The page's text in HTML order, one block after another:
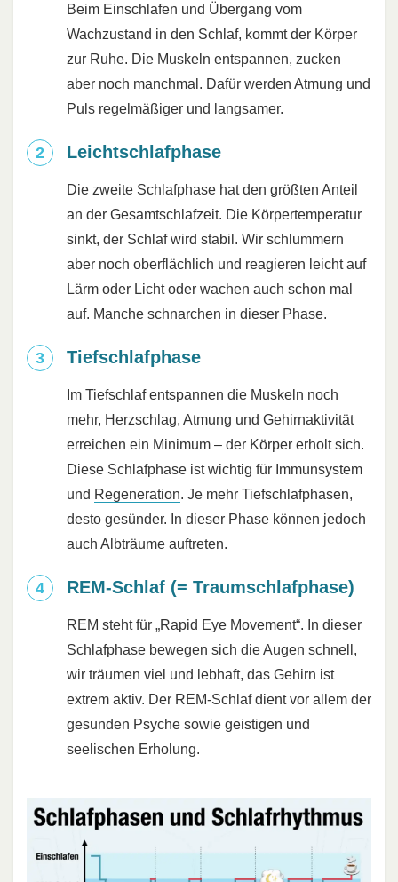
Beim Einschlafen und Übergang vom
Wachzustand in den Schlaf, kommt der Körper
zur Ruhe. Die Muskeln entspannen, zucken
aber noch manchmal. Dafür werden Atmung und
Puls regelmäßiger und langsamer.
Leichtschlafphase
Die zweite Schlafphase hat den größten Anteil
an der Gesamtschlafzeit. Die Körpertemperatur
sinkt, der Schlaf wird stabil. Wir schlummern
aber noch oberflächlich und reagieren leicht auf
Lärm oder Licht oder wachen auch schon mal
auf. Manche schnarchen in dieser Phase.
Tiefschlafphase
Im Tiefschlaf entspannen die Muskeln noch
mehr, Herzschlag, Atmung und Gehirnaktivität
erreichen ein Minimum – der Körper erholt sich.
Diese Schlafphase ist wichtig für Immunsystem
und Regeneration. Je mehr Tiefschlafphasen,
desto gesünder. In dieser Phase können jedoch
auch Albträume auftreten.
REM-Schlaf (= Traumschlafphase)
REM steht für „Rapid Eye Movement“. In dieser
Schlafphase bewegen sich die Augen schnell,
wir träumen viel und lebhaft, das Gehirn ist
extrem aktiv. Der REM-Schlaf dient vor allem der
gesunden Psyche sowie geistigen und
seelischen Erholung.